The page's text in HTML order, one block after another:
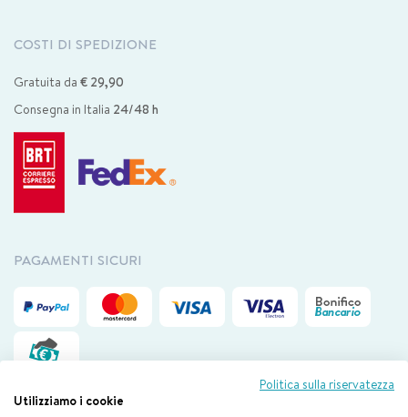
COSTI DI SPEDIZIONE
Gratuita da € 29,90
Consegna in Italia 24/48 h
PAGAMENTI SICURI
Politica sulla riservatezza
Utilizziamo i cookie